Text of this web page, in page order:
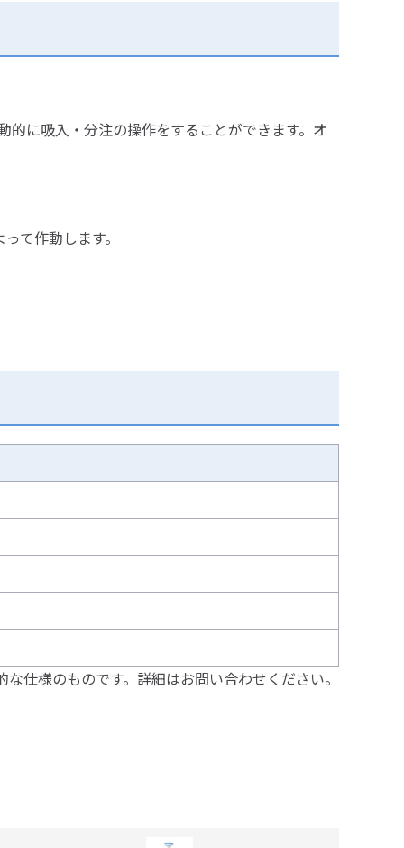
に吸入・分注の操作をすることができます。オ
て作動します。
な仕様のものです。詳細はお問い合わせください。